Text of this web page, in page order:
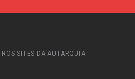
SITES DA AUTARQUIA